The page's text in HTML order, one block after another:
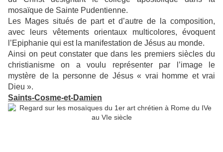
mosaïque de Sainte Pudentienne.
Les Mages situés de part et d’autre de la composition,
avec leurs vêtements orientaux multicolores, évoquent
l’Epiphanie qui est la manifestation de Jésus au monde.
Ainsi on peut constater que dans les premiers siècles du
christianisme on a voulu représenter par l’image le
mystère de la personne de Jésus « vrai homme et vrai
Dieu ».
Saints-Cosme-et-Damien